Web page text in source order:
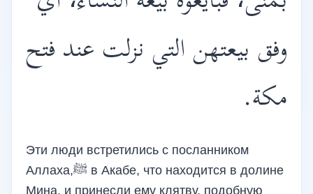
وفق بيعتهن التي نزلت عند فتح
مكة.
Эти люди встретились с посланником
Аллаха,ﷺ в Акабе, что находится в долине
Мина, и принесли ему клятву, подобную